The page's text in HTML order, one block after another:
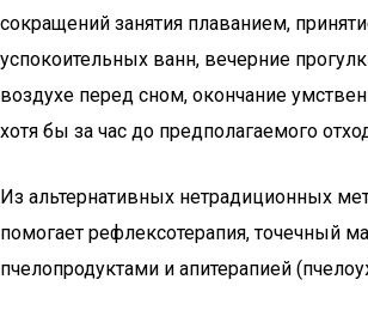
сокращений занятия плаванием,
успокоительных ванн, вечерние
воздухе перед сном, окончание
хотя бы за час до предполагаемого
Из альтернативных нетрадиционных
помогает рефлексотерапия, точечный
пчелопродуктами и апитерапией